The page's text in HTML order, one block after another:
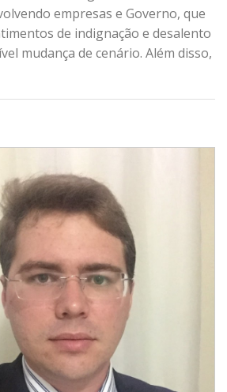
empresas e Governo, que
de indignação e desalento
mudança de cenário. Além disso,